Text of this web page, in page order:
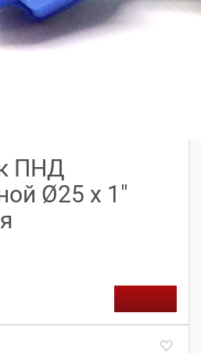
ПНД
Ø25 х 1″